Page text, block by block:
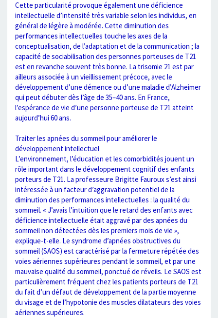
Cette particularité provoque également une déficience
intellectuelle d’intensité très variable selon les individus, en
général de légère à modérée. Cette diminution des
performances intellectuelles touche les axes de la
conceptualisation, de l’adaptation et de la communication ; la
capacité de sociabilisation des personnes porteuses de T21
est en revanche souvent très bonne. La trisomie 21 est par
ailleurs associée à un vieillissement précoce, avec le
développement d’une démence ou d’une maladie d’Alzheimer
qui peut débuter dès l’âge de 35–40 ans. En France,
l’espérance de vie d’une personne porteuse de T21 atteint
aujourd’hui 60 ans.
Traiter les apnées du sommeil pour améliorer le
développement intellectuel
L’environnement, l’éducation et les comorbidités jouent un
rôle important dans le développement cognitif des enfants
porteurs de T21. La professeure Brigitte Fauroux s’est ainsi
intéressée à un facteur d’aggravation potentiel de la
diminution des performances intellectuelles : la qualité du
sommeil. « J’avais l’intuition que le retard des enfants avec
déficience intellectuelle était aggravé par des apnées du
sommeil non détectées dès les premiers mois de vie »,
explique-t-elle. Le syndrome d’apnées obstructives du
sommeil (SAOS) est caractérisé par la fermeture répétée des
voies aériennes supérieures pendant le sommeil, et par une
mauvaise qualité du sommeil, ponctué de réveils. Le SAOS est
particulièrement fréquent chez les patients porteurs de T21
du fait d’un défaut de développement de la partie moyenne
du visage et de l’hypotonie des muscles dilatateurs des voies
aériennes supérieures.